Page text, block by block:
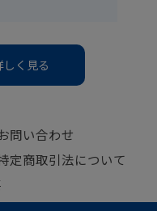
しく見る
問い合わせ
定商取引法について